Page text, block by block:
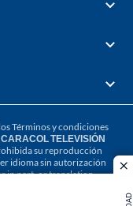
Términos y condiciones
CARACOL TELEVISIÓN
su reproducción
idioma sin autorización
in part, or translation